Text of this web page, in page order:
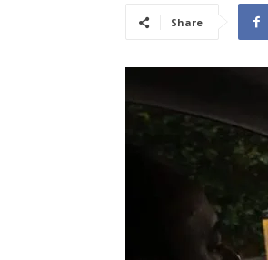
Share